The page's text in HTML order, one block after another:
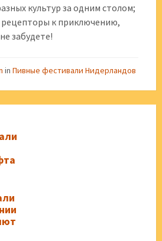
культур за одним столом;
к приключению,
забудете!
in Пивные фестивали Нидерландов